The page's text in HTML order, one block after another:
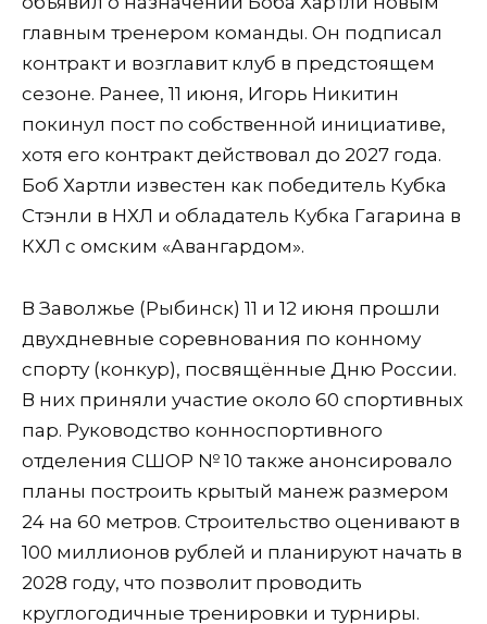
главным тренером команды. Он подписал
контракт и возглавит клуб в предстоящем
сезоне. Ранее, 11 июня, Игорь Никитин
покинул пост по собственной инициативе,
хотя его контракт действовал до 2027 года.
Боб Хартли известен как победитель Кубка
Стэнли в НХЛ и обладатель Кубка Гагарина в
КХЛ с омским «Авангардом».
В Заволжье (Рыбинск) 11 и 12 июня прошли
двухдневные соревнования по конному
спорту (конкур), посвящённые Дню России.
В них приняли участие около 60 спортивных
пар. Руководство конноспортивного
отделения СШОР № 10 также анонсировало
планы построить крытый манеж размером
24 на 60 метров. Строительство оценивают в
100 миллионов рублей и планируют начать в
2028 году, что позволит проводить
круглогодичные тренировки и турниры.